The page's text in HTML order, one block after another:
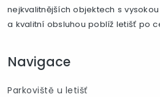
nejkvalitnějších objektech s
a kvalitní obsluhou poblíž letišť po
Navigace
Parkoviště u letišť